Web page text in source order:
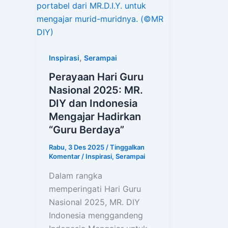
Inspirasi, Serampai
Perayaan Hari Guru
Nasional 2025: MR.
DIY dan Indonesia
Mengajar Hadirkan
“Guru Berdaya”
Rabu, 3 Des 2025/Tinggalkan
Komentar/ Inspirasi, Serampai
Dalam rangka
memperingati Hari Guru
Nasional 2025, MR. DIY
Indonesia menggandeng